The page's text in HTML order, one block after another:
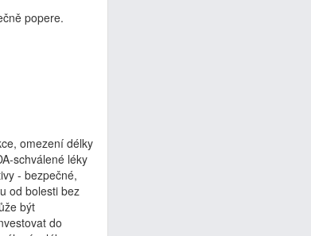
popere.
omezení délky
schválené léky
- bezpečné,
od bolesti bez
být
do